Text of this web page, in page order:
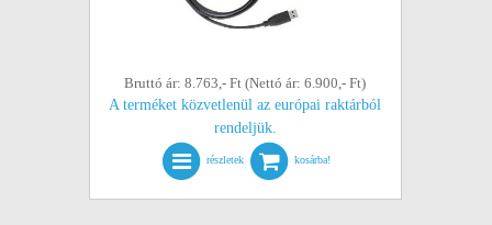
Bruttó ár: 8.763,- Ft (Nettó ár: 6.900,- Ft)
A terméket közvetlenül az európai raktárból
rendeljük.
részletek kosárba!